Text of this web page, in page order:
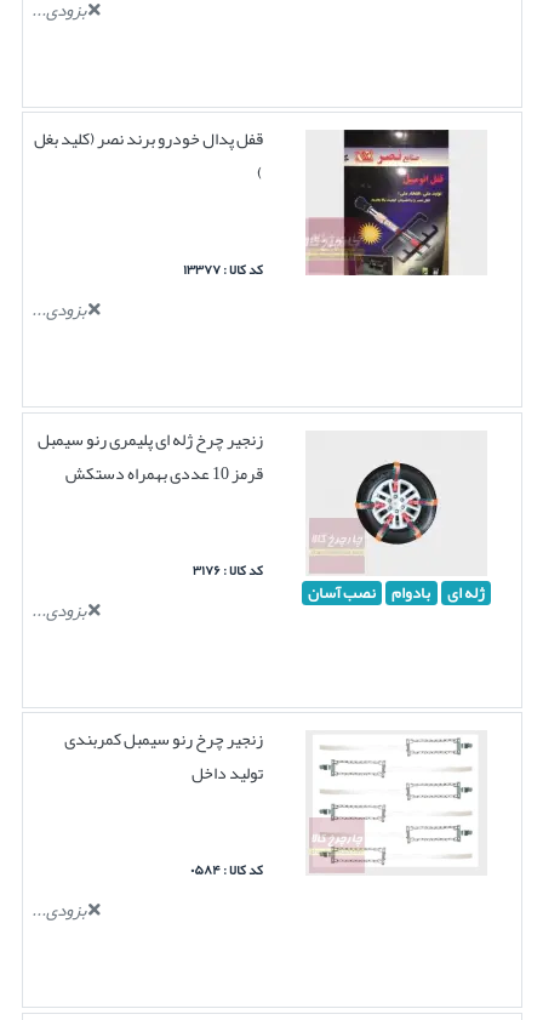
بزودی...
قفل پدال خودرو برند نصر (کلید بغل
)
کد کالا : ۱۳۳۷۷
بزودی...
ژله ای بادوام نصب آسان
زنجیر چرخ ژله ای پلیمری رنو سیمبل
قرمز 10 عددی بهمراه دستکش
کد کالا : ۳۱۷۶
بزودی...
زنجیر چرخ رنو سیمبل کمربندی
تولید داخل
کد کالا : ۰۵۸۴
بزودی...